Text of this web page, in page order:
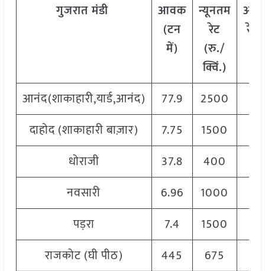
गुजरातमंडी
आवक
(टन
में)
न्यूनतम
रेट
(रु./
क्विं.)
रेट
आनंद(शाकाहारी,यार्ड,आनंद) 77.9 2500
दाहोद (शाकाहारी बाज़ार)
7.75 1500
धोराजी
37.8 400
नवसारी
6.96 1000
पड़रा
7.4 1500
राजकोट (घी पीठ)
445 675